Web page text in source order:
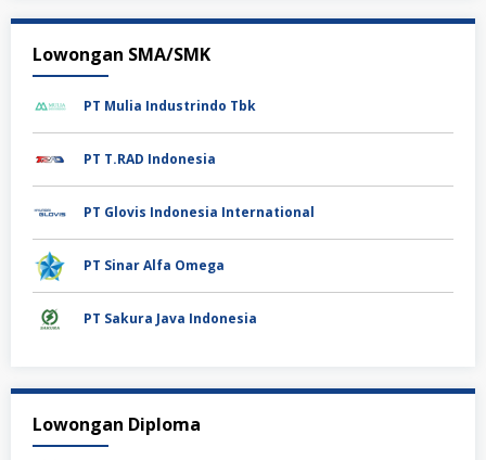
Lowongan SMA/SMK
PT Mulia Industrindo Tbk
PT T.RAD Indonesia
PT Glovis Indonesia International
PT Sinar Alfa Omega
PT Sakura Java Indonesia
Lowongan Diploma